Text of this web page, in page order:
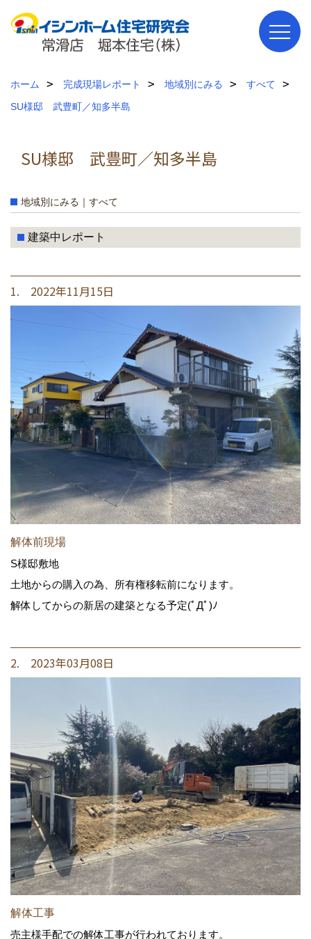
ホーム 完成現場レポート 地域別にみる
すべて
SU様邸 武豊町／知多半島
SU様邸 武豊町／知多半島
地域別にみる｜すべて
建築中レポート
1. 2022年11月15日
解体前現場
S様邸敷地
土地からの購入の為、所有権移転前になります。
解体してからの新居の建築となる予定(ﾟДﾟ)ﾉ
2. 2023年03月08日
解体工事
売主様手配での解体工事が行われております。